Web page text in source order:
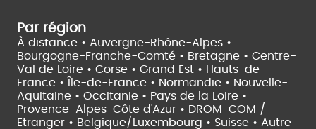
Par région
À distance • Auvergne-Rhône-Alpes •
Bourgogne-Franche-Comté • Bretagne • Centre-
Val de Loire • Corse • Grand Est • Hauts-de-
France •
Île-de-France • Normandie • Nouvelle-
Aquitaine • Occitanie • Pays de la Loire •
Provence-Alpes-Côte d'Azur • DROM-COM /
Etranger • Belgique/Luxembourg • Suisse • Autre